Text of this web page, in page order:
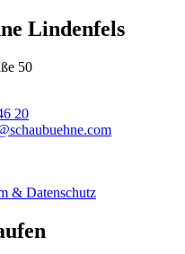
Lindenfels
50
20
& Datenschutz